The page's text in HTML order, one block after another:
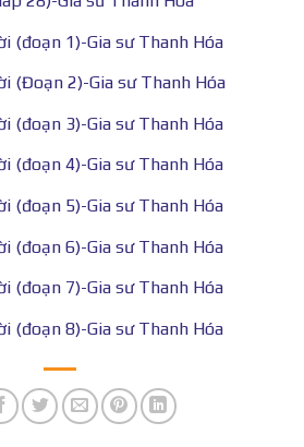
(đoạn 1)-Gia sư Thanh Hóa
(Đoạn 2)-Gia sư Thanh Hóa
(đoạn 3)-Gia sư Thanh Hóa
(đoạn 4)-Gia sư Thanh Hóa
(đoạn 5)-Gia sư Thanh Hóa
(đoạn 6)-Gia sư Thanh Hóa
(đoạn 7)-Gia sư Thanh Hóa
(đoạn 8)-Gia sư Thanh Hóa